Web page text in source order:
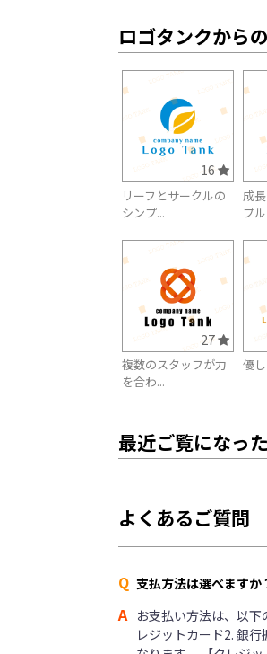
ロゴタンクから
16
リーフとサークルの
シンプ...
成
プ
27
複数のスタッフが力
を合わ...
優
最近ご覧になっ
よくあるご質問
Q 支払方法は選べますか
A お支払い方法は、以
レジットカード2. 銀